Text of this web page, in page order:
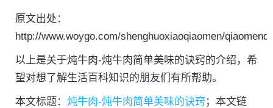
原文出处：
http://www.woygo.com/shenghuoxiaoqiaomen/
以上是关于炖牛肉-炖牛肉简单美味的诀窍的介绍，希
望对想了解生活百科知识的朋友们有所帮助。
本文标题： 炖牛肉-炖牛肉简单美味的诀窍 ；本文链